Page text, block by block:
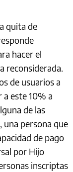
quita de
hacer el
reconsiderada.
de usuarios a
este 10% a
de las
persona que
de pago
por Hijo
inscriptas